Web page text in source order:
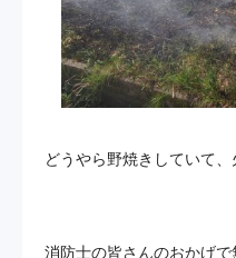
どうやら野焼きしていて
消防士の皆さんのおかげ